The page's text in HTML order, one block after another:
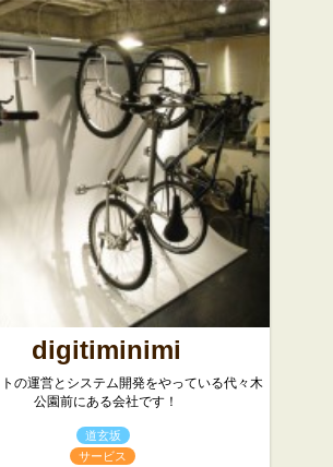
店
アネアカ
フェ 参宮
橋店 ★☆☆
カフェ・喫茶店
digitiminimi
の運営とシステム開発をやっている代々木
公園前にある会社です！
道玄坂
サービス